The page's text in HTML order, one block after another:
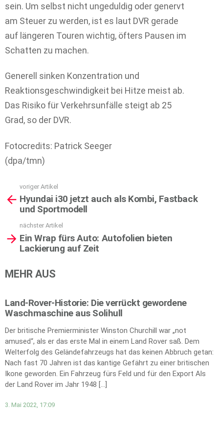
sein. Um selbst nicht ungeduldig oder genervt
am Steuer zu werden, ist es laut DVR gerade
auf längeren Touren wichtig, öfters Pausen im
Schatten zu machen.
Generell sinken Konzentration und
Reaktionsgeschwindigkeit bei Hitze meist ab.
Das Risiko für Verkehrsunfälle steigt ab 25
Grad, so der DVR.
Fotocredits: Patrick Seeger
(dpa/tmn)
more
voriger Artikel
Hyundai i30 jetzt auch als Kombi, Fastback
und Sportmodell
nächster Artikel
Ein Wrap fürs Auto: Autofolien bieten
Lackierung auf Zeit
MEHR AUS
Land-Rover-Historie: Die verrückt gewordene
Waschmaschine aus Solihull
Der britische Premierminister Winston Churchill war „not
amused“, als er das erste Mal in einem Land Rover saß. Dem
Welterfolg des Geländefahrzeugs hat das keinen Abbruch getan:
Nach fast 70 Jahren ist das kantige Gefährt zu einer britischen
Ikone geworden. Ein Fahrzeug fürs Feld und für den Export Als
der Land Rover im Jahr 1948 […]
3. Mai 2022, 17:09